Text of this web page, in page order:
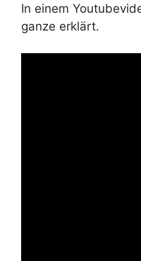
In einem
ganze erklärt.